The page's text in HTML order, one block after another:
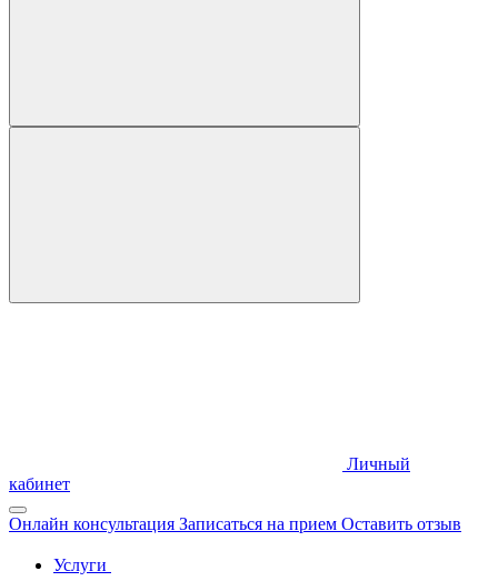
Личный
кабинет
Онлайн консультация Записаться на прием Оставить отзыв
Услуги